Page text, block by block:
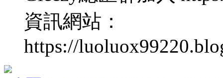
資訊網站：
https://